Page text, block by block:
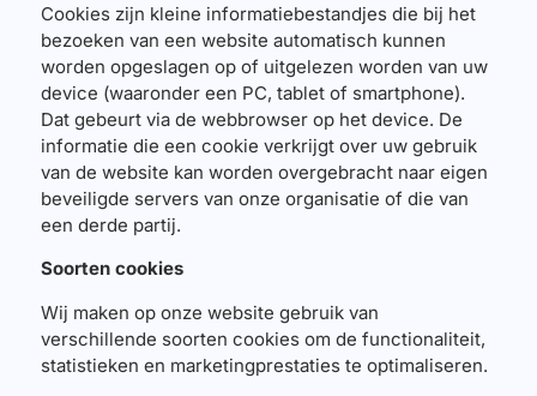
Cookies zijn kleine informatiebestandjes die bij het
bezoeken van een website automatisch kunnen
worden opgeslagen op of uitgelezen worden van uw
device (waaronder een PC, tablet of smartphone).
Dat gebeurt via de webbrowser op het device. De
informatie die een cookie verkrijgt over uw gebruik
van de website kan worden overgebracht naar eigen
beveiligde servers van onze organisatie of die van
een derde partij.
Soorten cookies
Wij maken op onze website gebruik van
verschillende soorten cookies om de functionaliteit,
statistieken en marketingprestaties te optimaliseren.